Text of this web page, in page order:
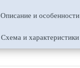
Описание и особенности
Схема и характеристики